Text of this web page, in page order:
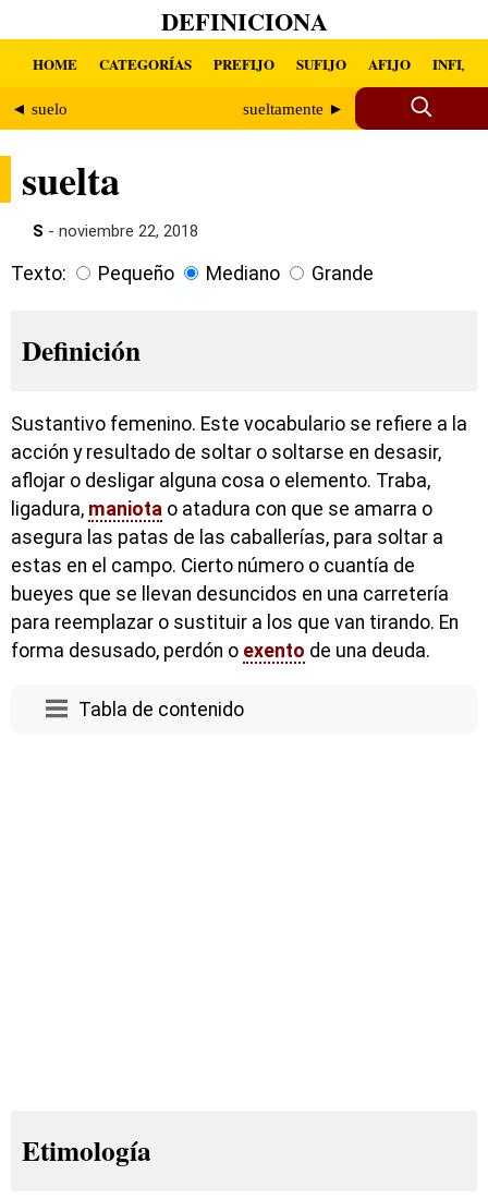
DEFINICIONA
HOME CATEGORÍAS PREFIJO SUFIJO AFIJO INFIJO
◄ suelo sueltamente ►
suelta
S - noviembre 22, 2018
Texto: Pequeño Mediano Grande
Definición
Sustantivo femenino. Este vocabulario se refiere a la
acción y resultado de soltar o soltarse en desasir,
aflojar o desligar alguna cosa o elemento. Traba,
ligadura, maniota o atadura con que se amarra o
asegura las patas de las caballerías, para soltar a
estas en el campo. Cierto número o cuantía de
bueyes que se llevan desuncidos en una carretería
para reemplazar o sustituir a los que van tirando. En
forma desusado, perdón o exento de una deuda.
Tabla de contenido
Etimología